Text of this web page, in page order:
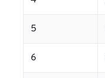
5
6